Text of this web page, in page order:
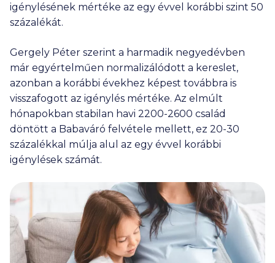
igénylésének mértéke az egy évvel korábbi szint 50
százalékát.
Gergely Péter szerint a harmadik negyedévben
már egyértelműen normalizálódott a kereslet,
azonban a korábbi évekhez képest továbbra is
visszafogott az igénylés mértéke. Az elmúlt
hónapokban stabilan havi 2200-2600 család
döntött a Babaváró felvétele mellett, ez 20-30
százalékkal múlja alul az egy évvel korábbi
igénylések számát.